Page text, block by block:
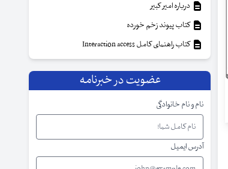
درباره امیر کبیر
کتاب پیوند زخم خورده
کتاب راهنمای کامل Interaction access
عضویت در خبرنامه
نام و نام خانوادگی
آدرس ایمیل